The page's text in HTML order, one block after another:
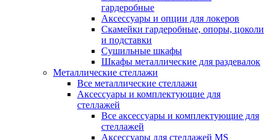
гардеробные
Аксессуары и опции для локеров
Скамейки гардеробные, опоры, цоколи
и подставки
Сушильные шкафы
Шкафы металлические для раздевалок
Металлические стеллажи
Все металлические стеллажи
Аксессуары и комплектующие для
стеллажей
Все аксессуары и комплектующие для
стеллажей
Аксессуары для стеллажей MS